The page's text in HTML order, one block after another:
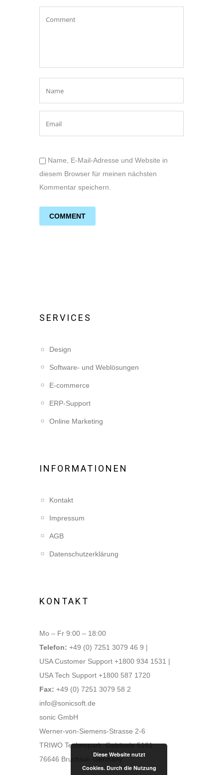
Name, E-Mail-Adresse und Website in
diesem Browser für meinen nächsten
Kommentar speichern.
SERVICES
Design
Software- und Weblösungen
E-commerce
ERP-Support
Online Marketing
INFORMATIONEN
Kontakt
Impressum
AGB
Datenschutzerklärung
KONTAKT
Mo – Fr 9:00 – 18:00
Telefon: +49 (0) 7251 3079 46 9 |
USA Customer Support +1800 934 1531 |
USA Tech Support +1800 587 1720
Fax: +49 (0) 7251 3079 58 2
info@sonicsoft.de
sonic GmbH
Werner-von-Siemens-Strasse 2-6
TRIWO Technopark: Gebäude 5161
76646 Bruchsal- Germany
Diese Website nutzt
Cookies. Durch die Nutzung